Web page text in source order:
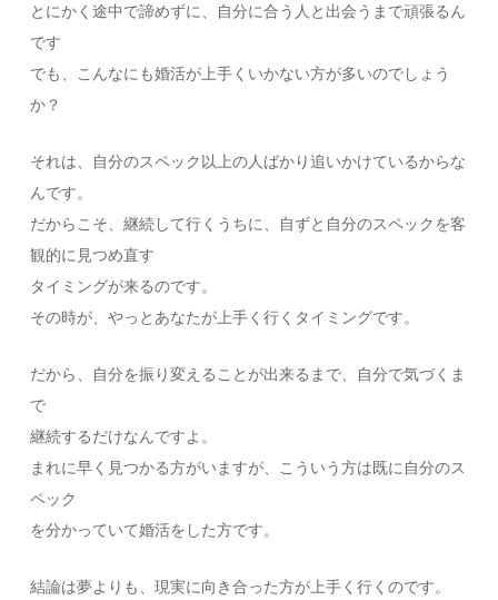
とにかく途中で諦めずに、自分に合う人と出会うまで頑張るん
です
でも、こんなにも婚活が上手くいかない方が多いのでしょう
か？
それは、自分のスペック以上の人ばかり追いかけているからな
んです。
だからこそ、継続して行くうちに、自ずと自分のスペックを客
観的に見つめ直す
タイミングが来るのです。
その時が、やっとあなたが上手く行くタイミングです。
だから、自分を振り変えることが出来るまで、自分で気づくま
で
継続するだけなんですよ。
まれに早く見つかる方がいますが、こういう方は既に自分のス
ペック
を分かっていて婚活をした方です。
結論は夢よりも、現実に向き合った方が上手く行くのです。